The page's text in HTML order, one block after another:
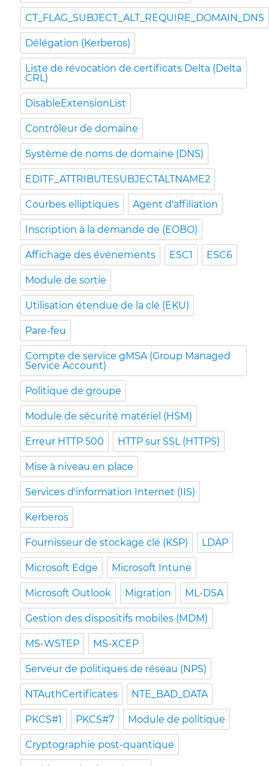
CT_FLAG_SUBJECT_ALT_REQUIRE_DOMAIN_DNS
Délégation (Kerberos)
Liste de révocation de certificats Delta (Delta
CRL)
DisableExtensionList
Contrôleur de domaine
Système de noms de domaine (DNS)
EDITF_ATTRIBUTESUBJECTALTNAME2
Courbes elliptiques Agent d'affiliation
Inscription à la demande de (EOBO)
Affichage des événements ESC1 ESC6
Module de sortie
Utilisation étendue de la clé (EKU)
Pare-feu
Compte de service gMSA (Group Managed
Service Account)
Politique de groupe
Module de sécurité matériel (HSM)
Erreur HTTP 500 HTTP sur SSL (HTTPS)
Mise à niveau en place
Services d'information Internet (IIS)
Kerberos
Fournisseur de stockage clé (KSP) LDAP
Microsoft Edge Microsoft Intune
Microsoft Outlook Migration ML-DSA
Gestion des dispositifs mobiles (MDM)
MS-WSTEP MS-XCEP
Serveur de politiques de réseau (NPS)
NTAuthCertificates NTE_BAD_DATA
PKCS#1 PKCS#7 Module de politique
Cryptographie post-quantique